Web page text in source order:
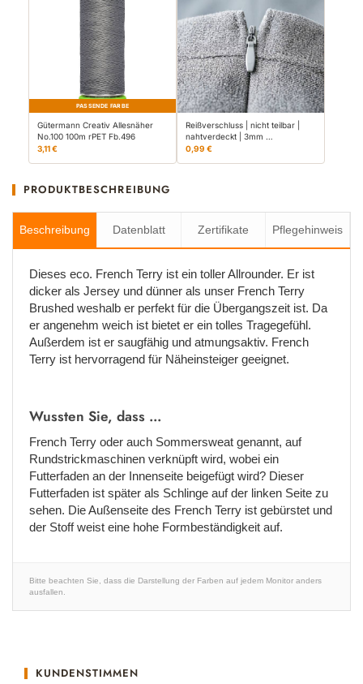
PASSENDE FARBE
Gütermann Creativ Allesnäher
No.100 100m rPET Fb.496
3,11 €
Reißverschluss | nicht teilbar |
nahtverdeckt | 3mm …
0,99 €
PRODUKTBESCHREIBUNG
Beschreibung Datenblatt Zertifikate Pflegehinweis
Dieses eco. French Terry ist ein toller Allrounder. Er ist
dicker als Jersey und dünner als unser French Terry
Brushed weshalb er perfekt für die Übergangszeit ist. Da
er angenehm weich ist bietet er ein tolles Tragegefühl.
Außerdem ist er saugfähig und atmungsaktiv. French
Terry ist hervorragend für Näheinsteiger geeignet.
Wussten Sie, dass ...
French Terry oder auch Sommersweat genannt, auf
Rundstrickmaschinen verknüpft wird, wobei ein
Futterfaden an der Innenseite beigefügt wird? Dieser
Futterfaden ist später als Schlinge auf der linken Seite zu
sehen. Die Außenseite des French Terry ist gebürstet und
der Stoff weist eine hohe Formbeständigkeit auf.
Bitte beachten Sie, dass die Darstellung der Farben auf jedem Monitor anders
ausfallen.
KUNDENSTIMMEN